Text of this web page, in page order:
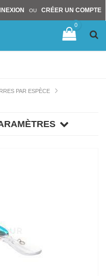
OU CRÉER UN COMPTE
0
PAR ESPÈCE